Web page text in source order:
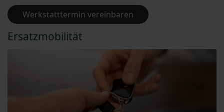
Werkstatttermin vereinbaren
Ersatzmobilität